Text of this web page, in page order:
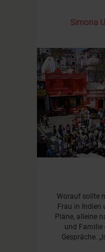
Simona
Worauf sollte
Frau in Indien
Pläne, alleine
und Familie
Gespräche.